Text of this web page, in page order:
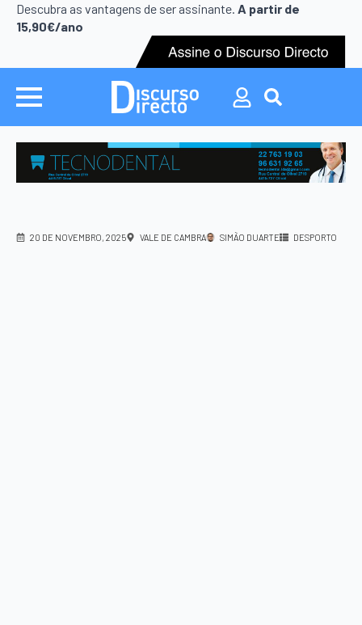
Descubra as vantagens de ser assinante. A partir de
15,90€/ano
Search
for:
Search
20 DE NOVEMBRO, 2025 VALE DE CAMBRA SIMÃO DUARTE DESPORTO